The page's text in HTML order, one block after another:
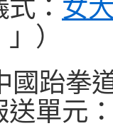
）
國跆拳
送單元